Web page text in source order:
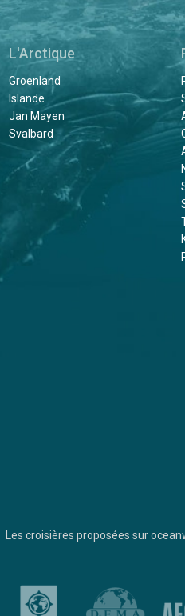
L'Arctique
Groenland
Islande
Jan Mayen
Svalbard
Les croisières proposées sur